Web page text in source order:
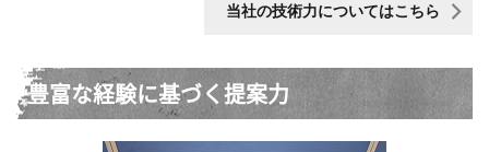
当社の技術力についてはこちら
豊富な経験に基づく提案力